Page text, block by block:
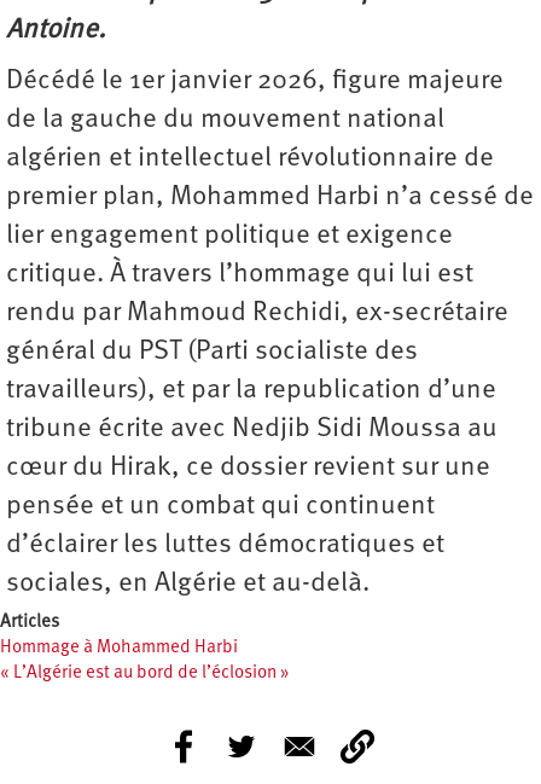
Antoine.
Décédé le 1er janvier 2026, figure majeure
de la gauche du mouvement national
algérien et intellectuel révolutionnaire de
premier plan, Mohammed Harbi n’a cessé de
lier engagement politique et exigence
critique. À travers l’hommage qui lui est
rendu par Mahmoud Rechidi, ex-secrétaire
général du PST (Parti socialiste des
travailleurs), et par la republication d’une
tribune écrite avec Nedjib Sidi Moussa au
cœur du Hirak, ce dossier revient sur une
pensée et un combat qui continuent
d’éclairer les luttes démocratiques et
sociales, en Algérie et au-delà.
Articles
Hommage à Mohammed Harbi
« L’Algérie est au bord de l’éclosion »